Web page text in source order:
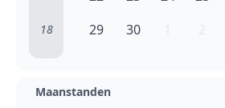
18 29 30
Maanstanden